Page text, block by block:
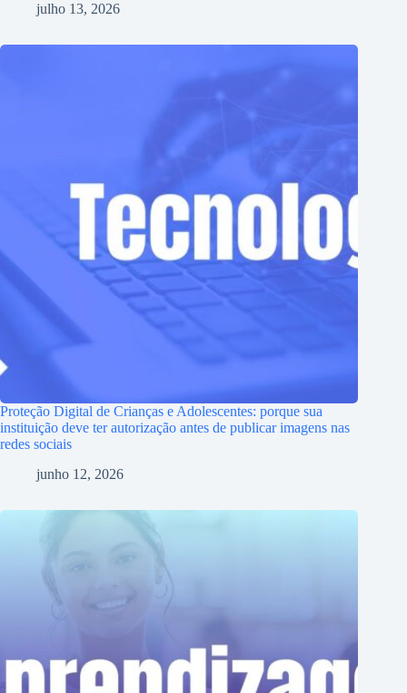
julho 13, 2026
Proteção Digital de Crianças e Adolescentes: porque sua
instituição deve ter autorização antes de publicar imagens nas
redes sociais
junho 12, 2026